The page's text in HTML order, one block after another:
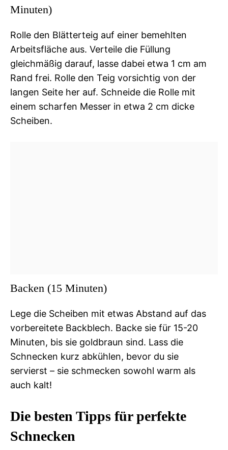
Minuten)
Rolle den Blätterteig auf einer bemehlten
Arbeitsfläche aus. Verteile die Füllung
gleichmäßig darauf, lasse dabei etwa 1 cm am
Rand frei. Rolle den Teig vorsichtig von der
langen Seite her auf. Schneide die Rolle mit
einem scharfen Messer in etwa 2 cm dicke
Scheiben.
Backen (15 Minuten)
Lege die Scheiben mit etwas Abstand auf das
vorbereitete Backblech. Backe sie für 15-20
Minuten, bis sie goldbraun sind. Lass die
Schnecken kurz abkühlen, bevor du sie
servierst – sie schmecken sowohl warm als
auch kalt!
Die besten Tipps für perfekte
Schnecken